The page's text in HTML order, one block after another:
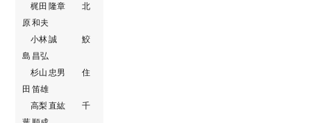
梶田 隆章 北
原 和夫
小林 誠 鮫
島 昌弘
杉山 忠男 住
田 笛雄
高梨 直紘 千